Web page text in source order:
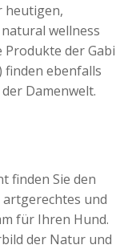
heutigen,
wellness
der Gabi
finden ebenfalls
Damenwelt.
finden Sie den
und
für Ihren Hund.
der Natur und